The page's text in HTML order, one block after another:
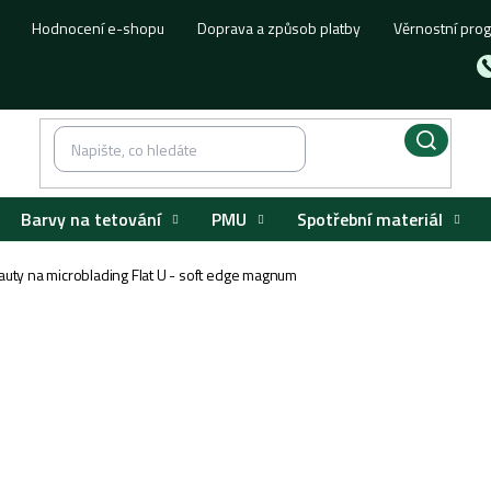
Hodnocení e-shopu Doprava a způsob platby Věrnostní
Barvy na tetování PMU Spotřební materiál
na microblading Flat U - soft edge magnum